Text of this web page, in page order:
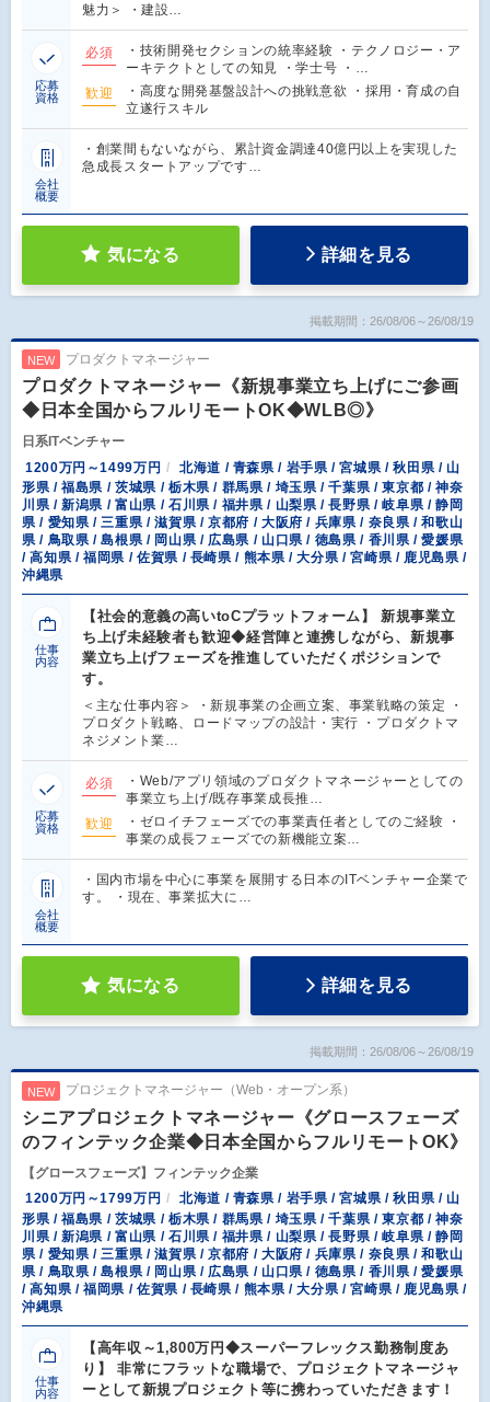
魅力＞ ・建設…
応募
資格
必須
・技術開発セクションの統率経験 ・テクノロジー・ア
ーキテクトとしての知見 ・学士号 ・…
歓迎
・高度な開発基盤設計への挑戦意欲 ・採用・育成の自
立遂行スキル
会社
概要
・創業間もないながら、累計資金調達40億円以上を実現した
急成長スタートアップです…
気になる 詳細を見る
掲載期間：26/08/06～26/08/19
NEW プロダクトマネージャー
プロダクトマネージャー《新規事業立ち上げにご参画
◆日本全国からフルリモートOK◆WLB◎》
日系ITベンチャー
1200万円～1499万円
北海道 / 青森県 / 岩手県 / 宮城県 / 秋田県 / 山
形県 / 福島県 / 茨城県 / 栃木県 / 群馬県 / 埼玉県 / 千葉県 / 東京都 / 神奈
川県 / 新潟県 / 富山県 / 石川県 / 福井県 / 山梨県 / 長野県 / 岐阜県 / 静岡
県 / 愛知県 / 三重県 / 滋賀県 / 京都府 / 大阪府 / 兵庫県 / 奈良県 / 和歌山
県 / 鳥取県 / 島根県 / 岡山県 / 広島県 / 山口県 / 徳島県 / 香川県 / 愛媛県
/ 高知県 / 福岡県 / 佐賀県 / 長崎県 / 熊本県 / 大分県 / 宮崎県 / 鹿児島県 /
沖縄県
仕事
内容
【社会的意義の高いtoCプラットフォーム】 新規事業立
ち上げ未経験者も歓迎◆経営陣と連携しながら、新規事
業立ち上げフェーズを推進していただくポジションで
す。
＜主な仕事内容＞ ・新規事業の企画立案、事業戦略の策定 ・
プロダクト戦略、ロードマップの設計・実行 ・プロダクトマ
ネジメント業…
応募
資格
必須
・Web/アプリ領域のプロダクトマネージャーとしての
事業立ち上げ/既存事業成長推…
歓迎
・ゼロイチフェーズでの事業責任者としてのご経験 ・
事業の成長フェーズでの新機能立案…
会社
概要
・国内市場を中心に事業を展開する日本のITベンチャー企業で
す。 ・現在、事業拡大に…
気になる 詳細を見る
掲載期間：26/08/06～26/08/19
NEW プロジェクトマネージャー（Web・オープン系）
シニアプロジェクトマネージャー《グロースフェーズ
のフィンテック企業◆日本全国からフルリモートOK》
【グロースフェーズ】フィンテック企業
1200万円～1799万円
北海道 / 青森県 / 岩手県 / 宮城県 / 秋田県 / 山
形県 / 福島県 / 茨城県 / 栃木県 / 群馬県 / 埼玉県 / 千葉県 / 東京都 / 神奈
川県 / 新潟県 / 富山県 / 石川県 / 福井県 / 山梨県 / 長野県 / 岐阜県 / 静岡
県 / 愛知県 / 三重県 / 滋賀県 / 京都府 / 大阪府 / 兵庫県 / 奈良県 / 和歌山
県 / 鳥取県 / 島根県 / 岡山県 / 広島県 / 山口県 / 徳島県 / 香川県 / 愛媛県
/ 高知県 / 福岡県 / 佐賀県 / 長崎県 / 熊本県 / 大分県 / 宮崎県 / 鹿児島県 /
沖縄県
仕事
内容
【高年収～1,800万円◆スーパーフレックス勤務制度あ
り】 非常にフラットな職場で、プロジェクトマネージャ
ーとして新規プロジェクト等に携わっていただきます！